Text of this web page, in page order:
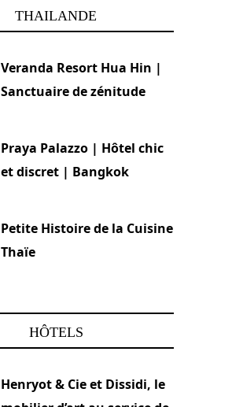
THAILANDE
Veranda Resort Hua Hin |
Sanctuaire de zénitude
Praya Palazzo | Hôtel chic
et discret | Bangkok
Petite Histoire de la Cuisine
Thaïe
HÔTELS
Henryot & Cie et Dissidi, le